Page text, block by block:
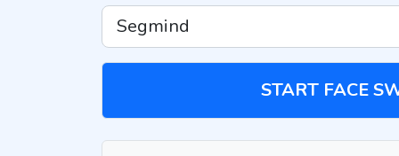
START FACE